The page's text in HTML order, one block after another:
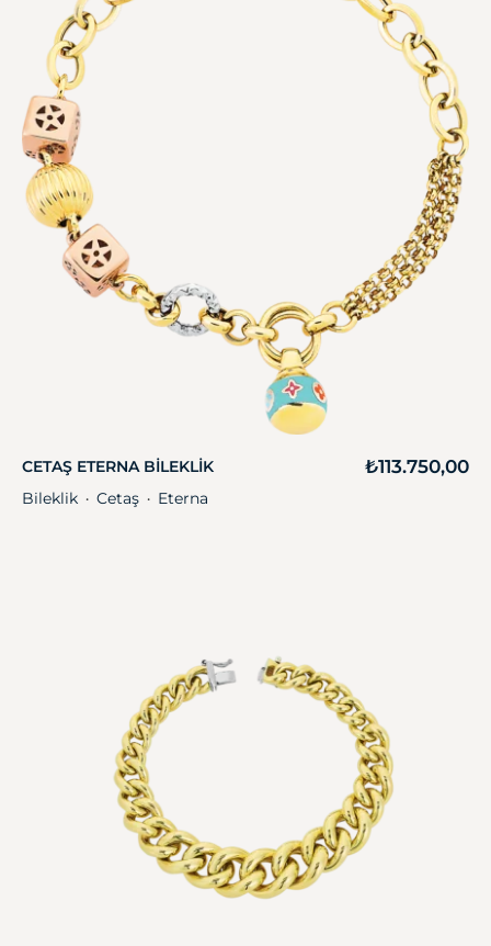
CETAŞ ETERNA BILEKLIK ₺113.750,00
Bileklik ・ Cetaş ・ Eterna